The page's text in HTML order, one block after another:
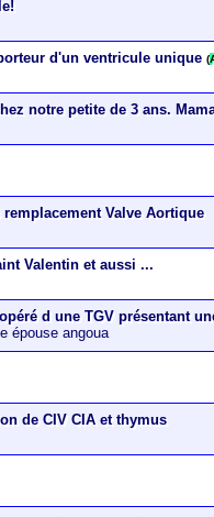
d'un ventricule unique (
notre petite de 3 ans.
Valve Aortique
Valentin et aussi ...
d une TGV présentant
épouse angoua
de CIV CIA et thymus